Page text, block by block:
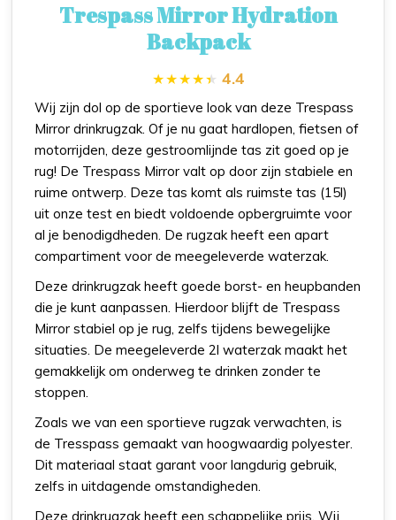
Trespass Mirror Hydration
Backpack
4.4
Wij zijn dol op de sportieve look van deze Trespass
Mirror drinkrugzak. Of je nu gaat hardlopen, fietsen of
motorrijden, deze gestroomlijnde tas zit goed op je
rug! De Trespass Mirror valt op door zijn stabiele en
ruime ontwerp. Deze tas komt als ruimste tas (15l)
uit onze test en biedt voldoende opbergruimte voor
al je benodigdheden. De rugzak heeft een apart
compartiment voor de meegeleverde waterzak.
Deze drinkrugzak heeft goede borst- en heupbanden
die je kunt aanpassen. Hierdoor blijft de Trespass
Mirror stabiel op je rug, zelfs tijdens bewegelijke
situaties. De meegeleverde 2l waterzak maakt het
gemakkelijk om onderweg te drinken zonder te
stoppen.
Zoals we van een sportieve rugzak verwachten, is
de Tresspass gemaakt van hoogwaardig polyester.
Dit materiaal staat garant voor langdurig gebruik,
zelfs in uitdagende omstandigheden.
Deze drinkrugzak heeft een schappelijke prijs. Wij